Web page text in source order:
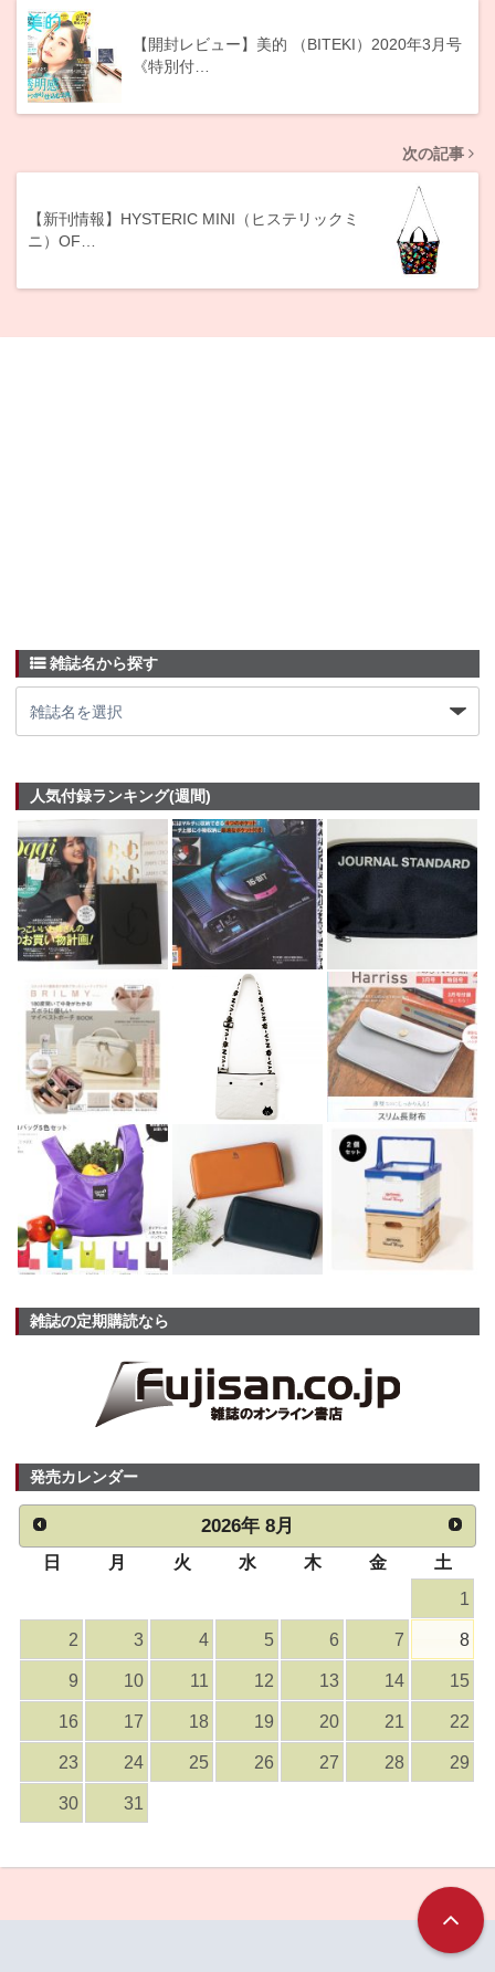
【開封レビュー】美的 （BITEKI）2020年3月号
《特別付…
次の記事
【新刊情報】HYSTERIC MINI（ヒステリックミ
ニ）OF…
雑誌名から探す
人気付録ランキング(週間)
雑誌の定期購読なら
発売カレンダー
2026年 8月
日 月 火 水 木 金
土
1
2 3 4 5 6 7 8
9 10 11 12 13 14 15
16 17 18 19 20 21 22
23 24 25 26 27 28 29
30 31